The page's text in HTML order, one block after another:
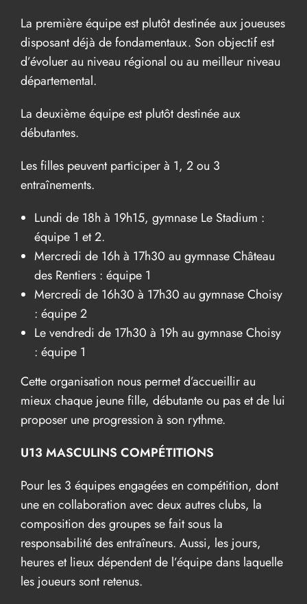
La première équipe est plutôt destinée aux joueuses
disposant déjà de fondamentaux. Son objectif est
d’évoluer au niveau régional ou au meilleur niveau
départemental.
La deuxième équipe est plutôt destinée aux
débutantes.
Les filles peuvent participer à 1, 2 ou 3
entraînements.
Lundi de 18h à 19h15, gymnase Le Stadium :
équipe 1 et 2.
Mercredi de 16h à 17h30 au gymnase Château
des Rentiers : équipe 1
Mercredi de 16h30 à 17h30 au gymnase Choisy
: équipe 2
Le vendredi de 17h30 à 19h au gymnase Choisy
: équipe 1
Cette organisation nous permet d’accueillir au
mieux chaque jeune fille, débutante ou pas et de lui
proposer une progression à son rythme.
U13 MASCULINS COMPÉTITIONS
Pour les 3 équipes engagées en compétition, dont
une en collaboration avec deux autres clubs, la
composition des groupes se fait sous la
responsabilité des entraîneurs. Aussi, les jours,
heures et lieux dépendent de l’équipe dans laquelle
les joueurs sont retenus.